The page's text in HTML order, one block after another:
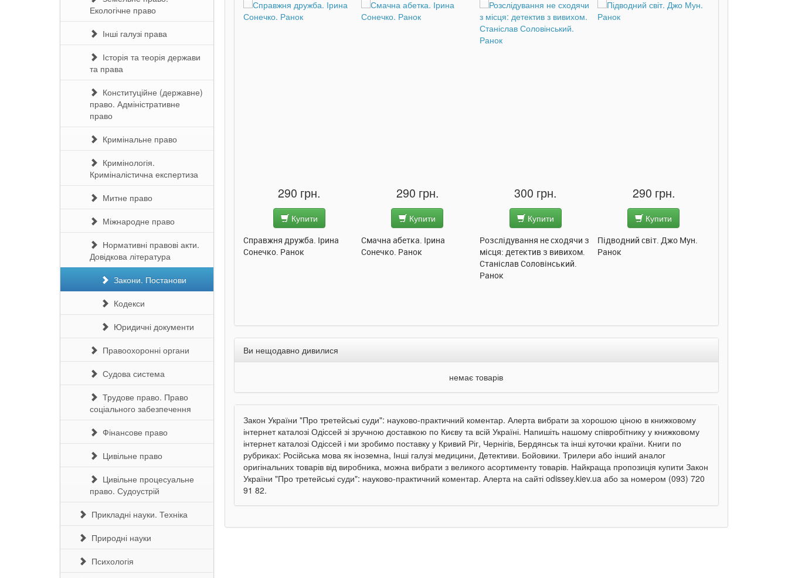
Екологічне право
Інші галузі права
Історія та теорія держави
та права
Конституційне (державне)
право. Адміністративне
право
Кримінальне право
Кримінологія.
Криміналістична експертиза
Митне право
Міжнародне право
Нормативні правові акти.
Довідкова література
Закони. Постанови
Кодекси
Юридичні документи
Правоохоронні органи
Судова система
Трудове право. Право
соціального забезпечення
Фінансове право
Цивільне право
Цивільне процесуальне
право. Судоустрій
Прикладні науки. Техніка
Природні науки
Психологія
Улюблена абетка. Ірина
Купити
Таке велике слоненя. Ірина
Сонечко. Ранок
290 грн.
Купити
Справжня дружба. Ірина
Сонечко. Ранок
290 грн.
Купити
Смачна абетка. Ірина
Сонечко. Ранок
300 грн.
Купити
Розслідування не сходячи з
місця: детектив з вивихом.
Станіслав Соловінський.
Ранок
290 грн.
Купити
Підводний світ. Джо Мун.
Ранок
Ви нещодавно дивилися
немає товарів
Закон України "Про третейські суди": науково-практичний коментар. Алерта вибрати за хорошою ціною в книжковому
інтернет каталозі Одіссей зі зручною доставкою по Києву та всій Україні. Напишіть нашому співробітнику у книжковому
інтернет каталозі Одіссей і ми зробимо поставку у Кривий Ріг, Чернігів, Бердянськ та інші куточки країни. Книги по
рубриках: Російська мова як іноземна, Інші галузі медицини, Детективи. Бойовики. Трилери або інший аналог
оригінальних товарів від виробника, можна вибрати з великого асортименту товарів. Найкраща пропозиція купити Закон
України "Про третейські суди": науково-практичний коментар. Алерта на сайті odissey.kiev.ua або за номером (093) 720
91 82.